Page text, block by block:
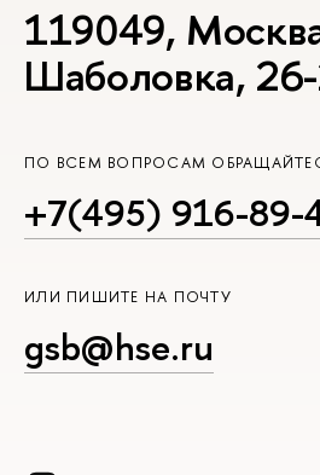
119049,
Шаболовка,
ПО ВСЕМ ВОПРОСАМ
+7(495) 916-89-
ИЛИ ПИШИТЕ НА ПОЧТУ
gsb@hse.ru